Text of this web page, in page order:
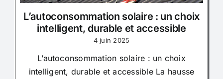
L’autoconsommation solaire : un choix
intelligent, durable et accessible
4 juin 2025
L’autoconsommation solaire : un choix
intelligent, durable et accessible La hausse